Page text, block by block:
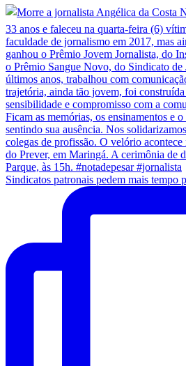
Sindicatos patronais pedem mais tempo